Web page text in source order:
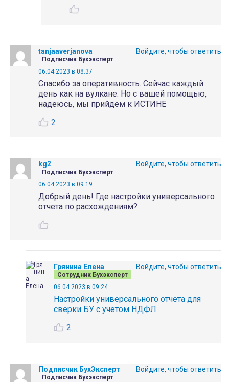
tanjaaverjanova
Подписчик Бухэксперт
06.04.2023 в 08:37
Спасибо за оперативность. Сейчас каждый
день как на вулкане. Но с вашей помощью,
надеюсь, мы прийдем к ИСТИНЕ
2
Войдите, чтобы ответить
kg2
Подписчик Бухэксперт
06.04.2023 в 09:19
Добрый день! Где настройки универсального
отчета по расхождениям?
Войдите, чтобы ответить
Грянина Елена
Сотрудник Бухэксперт
06.04.2023 в 09:24
Настройки универсального отчета для
сверки БУ с учетом НДФЛ .
2
Войдите, чтобы ответить
Подписчик БухЭксперт
Подписчик Бухэксперт
Войдите, чтобы ответить